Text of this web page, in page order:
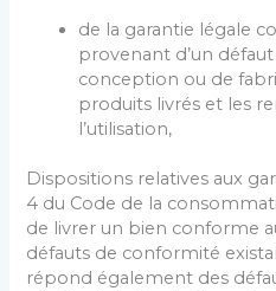
de la garantie légale
provenant d’un
conception ou de
produits livrés et les
l’utilisation,
Dispositions relatives aux
4 du Code de la
de livrer un bien conforme
défauts de conformité
répond également des